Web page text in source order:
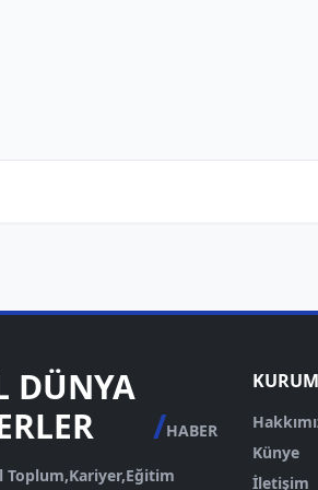
DÜNYA
/HABER
Toplum,Kariyer,Eğitim
Künye
İletişim